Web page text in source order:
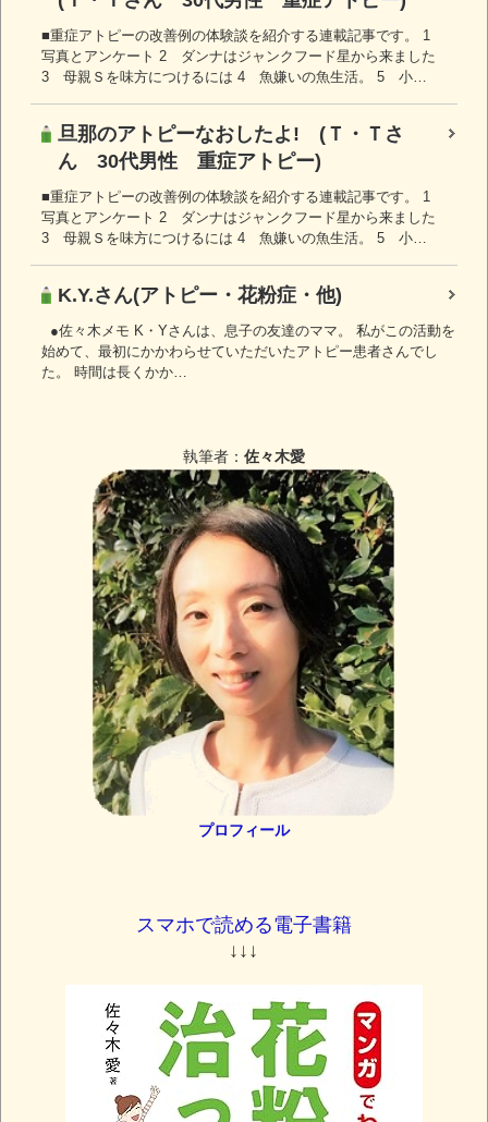
■重症アトピーの改善例の体験談を紹介する連載記事です。 1
写真とアンケート 2 ダンナはジャンクフード星から来ました
3 母親Ｓを味方につけるには 4 魚嫌いの魚生活。 5 小…
旦那のアトピーなおしたよ! (Ｔ・Ｔさ
ん 30代男性 重症アトピー)
■重症アトピーの改善例の体験談を紹介する連載記事です。 1
写真とアンケート 2 ダンナはジャンクフード星から来ました
3 母親Ｓを味方につけるには 4 魚嫌いの魚生活。 5 小…
K.Y.さん(アトピー・花粉症・他)
●佐々木メモ K・Yさんは、息子の友達のママ。 私がこの活動を
始めて、最初にかかわらせていただいたアトピー患者さんでし
た。 時間は長くかか…
執筆者： 佐々木愛
プロフィール
スマホで読める電子書籍
↓↓↓